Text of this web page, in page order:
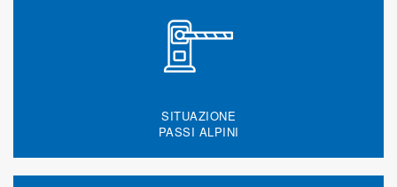
SITUAZIONE
PASSI ALPINI